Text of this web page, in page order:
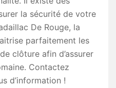
la sécurité de votre
De Rouge, la
parfaitement les
clôture afin d’assurer
Contactez
d’information !